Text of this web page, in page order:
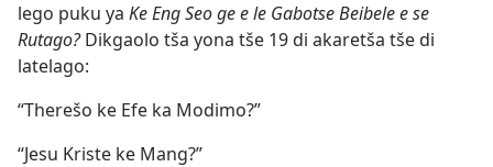
lego puku ya Ke Eng Seo ge e le Gabotse Beibele e se
Rutago?Dikgaolo tša yona tše 19 di akaretša tše di
latelago:
“Therešo ke Efe ka Modimo?”
“Jesu Kriste ke Mang?”